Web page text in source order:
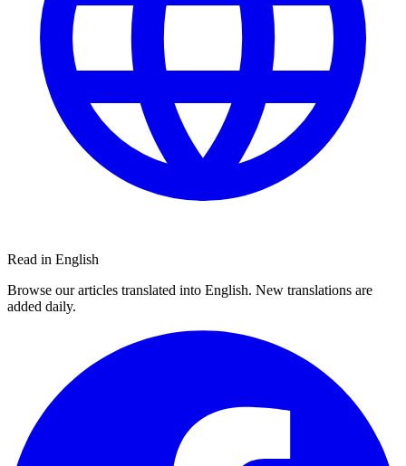
Read in English
Browse our articles translated into English. New translations are
added daily.